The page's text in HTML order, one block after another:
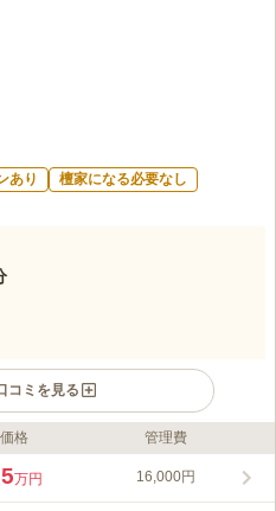
あり
檀家になる必要なし
コミを見る
に広がるような造りをしており、趣が
格 管理費
万円 16,000円